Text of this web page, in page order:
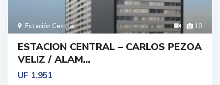
10
Estación Central
ESTACION CENTRAL – CARLOS PEZOA
VELIZ / ALAM...
UF 1.951